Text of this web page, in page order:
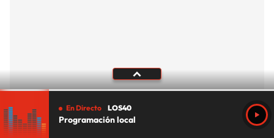
En Directo LOS40
Programación local